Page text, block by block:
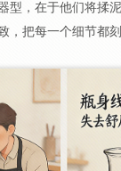
型，在于他们将揉
，把每一个细节都